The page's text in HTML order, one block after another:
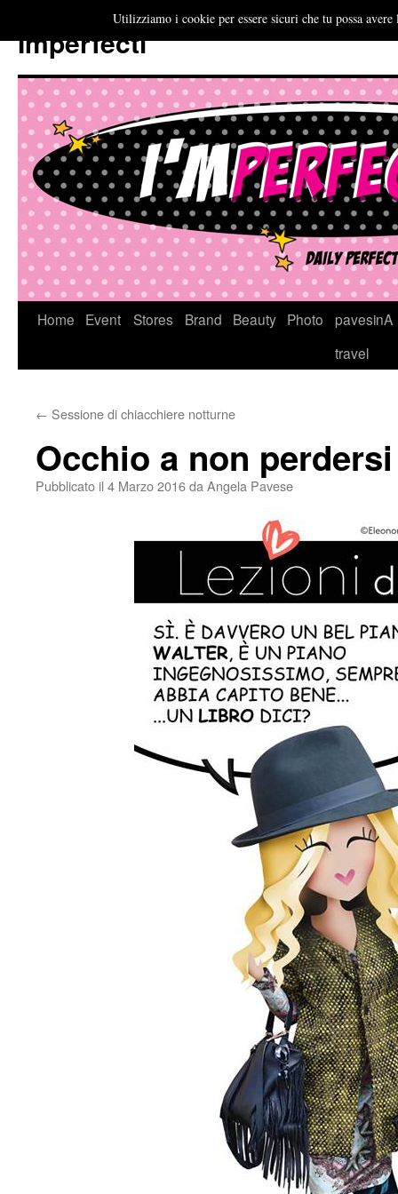
Imperfecti
VaiHome Event Stores Brand Beauty Photo
pavesinA
travel
← Sessione di chiacchiere notturne
Occhio a non perdersi
Pubblicato il 4 Marzo 2016da Angela Pavese
Utilizziamo i cookie per essere sicuri che tu possa